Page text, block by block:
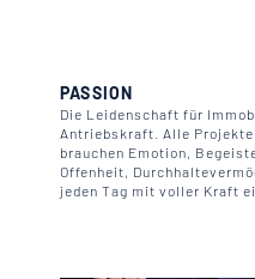
PASSION
Die Leidenschaft für
Antriebskraft. Alle Projekte
brauchen Emotion,
Offenheit,
jeden Tag mit voller Kraft